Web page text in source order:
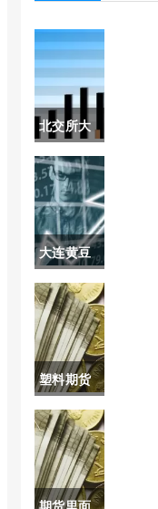
北交所大
盘指数叫
什么(北交
所大盘指
数在哪里
看)
大连黄豆
一号期货
(大连豆油
期货实时
行情)
塑料期货
的涨跌规
律(塑料期
货涨跌幅